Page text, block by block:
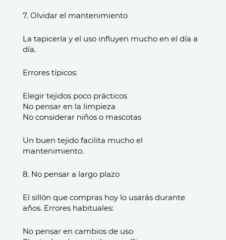
7. Olvidar el mantenimiento
La tapicería y el uso influyen mucho en el día a
día.
Errores típicos:
Elegir tejidos poco prácticos
No pensar en la limpieza
No considerar niños o mascotas
Un buen tejido facilita mucho el
mantenimiento.
8. No pensar a largo plazo
El sillón que compras hoy lo usarás durante
años. Errores habituales:
No pensar en cambios de uso